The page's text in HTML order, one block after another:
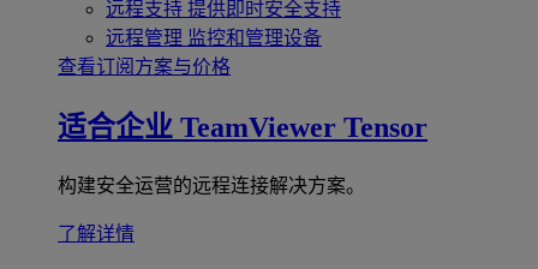
远程支持 提供即时安全支持
远程管理 监控和管理设备
查看订阅方案与价格
适合企业 TeamViewer Tensor
构建安全运营的远程连接解决方案。
了解详情